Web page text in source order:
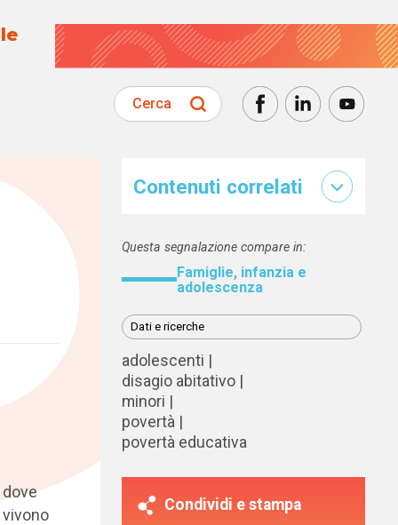
Cerca
Contenuti correlati
Questa segnalazione compare in:
Famiglie, infanzia e
adolescenza
Dati e ricerche
adolescenti
disagio abitativo
minori
povertà
povertà educativa
Condividi e stampa